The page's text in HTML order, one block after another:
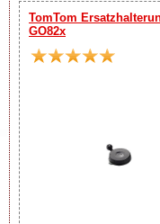
TomTom
GO82x